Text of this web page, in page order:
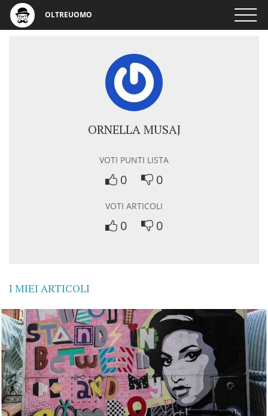
OLTREUOMO
ORNELLA MUSAJ
VOTI PUNTI LISTA
0 0
VOTI ARTICOLI
0 0
I MIEI ARTICOLI